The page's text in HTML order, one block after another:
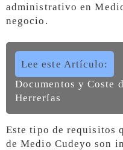
administrativo en
negocio.
Lee este Artículo:
Documentos y Coste
Herrerías
Este tipo de requisitos
de Medio Cudeyo son